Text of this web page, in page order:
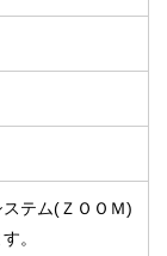
テム(ＺＯＯＭ)
。